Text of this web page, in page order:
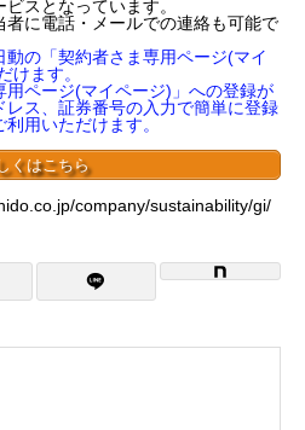
スとなっています。
者に電話・メールでの連絡も可能で
の「契約者さま専用ページ(マイ
けます。
ページ(マイページ)」への登録が
ス、証券番号の入力で簡単に登録
用いただけます。
くはこちら
company/sustainability/gi/
の「情報提供NEWS」－車両全損時
客様向け）おススメの補償とサービ